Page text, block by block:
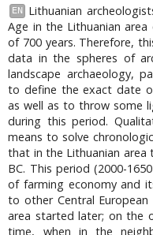
EN
Lithuanian
Age in the Lithuanian
of 700 years. Therefore,
data in the spheres of
landscape archaeology,
to define the exact date
as well as to throw some
during this period.
means to solve
that in the Lithuanian area
ВС. This period (2000-
of farming economy and
to other Central
area started later; on the
time, when in the